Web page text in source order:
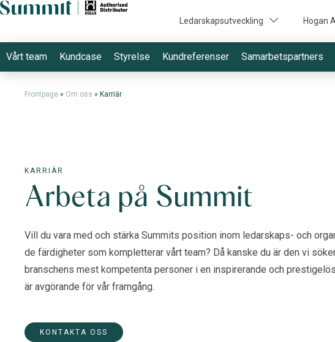
Ledarskapsutveckling Hogan
Vårt team Kundcase Styrelse Kundreferenser Samarbetspartners
Frontpage » Om oss » Karriär
KARRIÄR
Arbeta på Summit
Vill du vara med och stärka Summits position inom ledarskaps- och
de färdigheter som kompletterar vårt team? Då kanske du är den vi
branschens mest kompetenta personer i en inspirerande och
är avgörande för vår framgång.
KONTAKTA OSS